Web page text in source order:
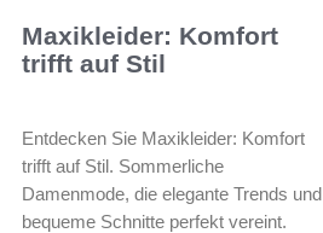
Maxikleider: Komfort
trifft auf Stil
Entdecken Sie Maxikleider: Komfort
trifft auf Stil. Sommerliche
Damenmode, die elegante Trends und
bequeme Schnitte perfekt vereint.